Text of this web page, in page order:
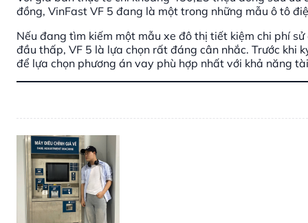
đồng, VinFast VF 5 đang là một trong những mẫu ô tô
Nếu đang tìm kiếm một mẫu xe đô thị tiết kiệm chi phí
đầu thấp, VF 5 là lựa chọn rất đáng cân nhắc. Trước
để lựa chọn phương án vay phù hợp nhất với khả năng